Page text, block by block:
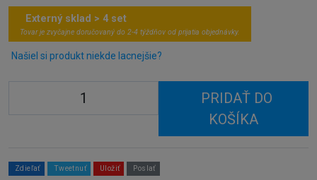
Externý sklad > 4 set
Tovar je zvyčajne doručovaný do 2-4 týždňov od prijatia objednávky.
Našiel si produkt niekde lacnejšie?
PRIDAŤ DO
KOŠÍKA
Zdieľať Tweetnuť Uložiť Poslať